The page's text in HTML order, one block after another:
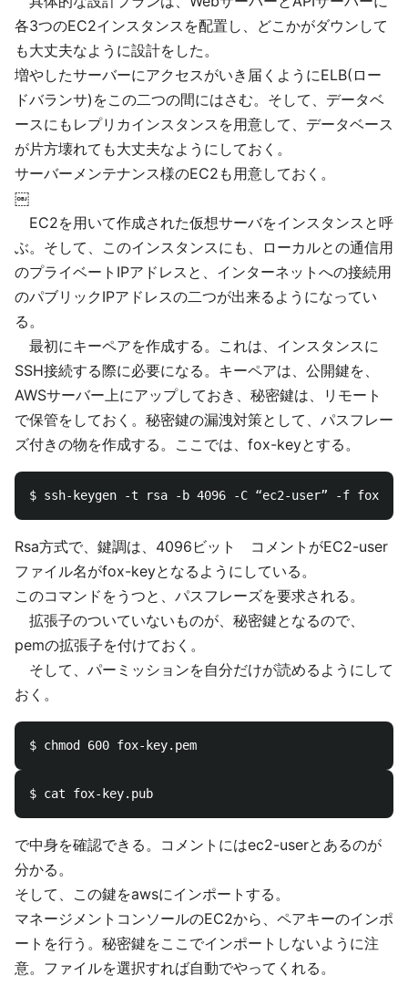
各3つのEC2インスタンスを配置し、どこかがダウンして
も大丈夫なように設計をした。
増やしたサーバーにアクセスがいき届くようにELB(ロー
ドバランサ)をこの二つの間にはさむ。そして、データベ
ースにもレプリカインスタンスを用意して、データベース
が片方壊れても大丈夫なようにしておく。
サーバーメンテナンス様のEC2も用意しておく。
￼
EC2を用いて作成された仮想サーバをインスタンスと呼
ぶ。そして、このインスタンスにも、ローカルとの通信用
のプライベートIPアドレスと、インターネットへの接続用
のパブリックIPアドレスの二つが出来るようになってい
る。
最初にキーペアを作成する。これは、インスタンスに
SSH接続する際に必要になる。キーペアは、公開鍵を、
AWSサーバー上にアップしておき、秘密鍵は、リモート
で保管をしておく。秘密鍵の漏洩対策として、パスフレー
ズ付きの物を作成する。ここでは、fox-keyとする。
Rsa方式で、鍵調は、4096ビット コメントがEC2-user
ファイル名がfox-keyとなるようにしている。
このコマンドをうつと、パスフレーズを要求される。
拡張子のついていないものが、秘密鍵となるので、
pemの拡張子を付けておく。
そして、パーミッションを自分だけが読めるようにして
おく。
で中身を確認できる。コメントにはec2-userとあるのが
分かる。
そして、この鍵をawsにインポートする。
マネージメントコンソールのEC2から、ペアキーのインポ
ートを行う。秘密鍵をここでインポートしないように注
意。ファイルを選択すれば自動でやってくれる。